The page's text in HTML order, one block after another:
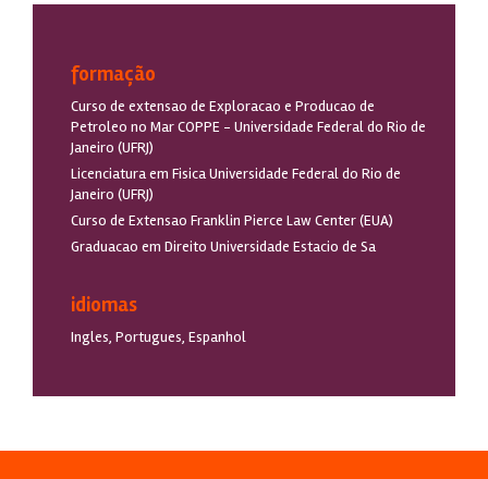
formação
Curso de extensao de Exploracao e Producao de
Petroleo no Mar COPPE - Universidade Federal do Rio de
Janeiro (UFRJ)
Licenciatura em Fisica Universidade Federal do Rio de
Janeiro (UFRJ)
Curso de Extensao Franklin Pierce Law Center (EUA)
Graduacao em Direito Universidade Estacio de Sa
idiomas
Ingles, Portugues, Espanhol